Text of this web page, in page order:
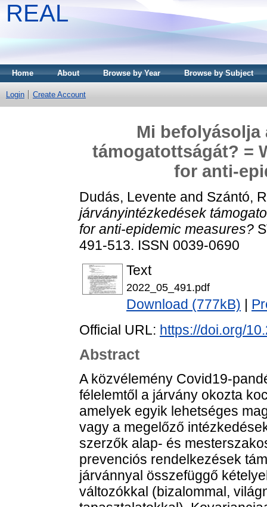
REAL
Home About Browse by Year Browse by Subject
Login Create Account
Mi befolyásolja
támogatottságát? =
for anti-
Dudás, Levente and Szántó,
járványintézkedések
for anti-epidemic measures?
491-513. ISSN 0039-0690
Text
2022_05_491.pdf
Download (777kB)
Official URL: https://doi.org/
Abstract
A közvélemény Covid19-
félelemtől a járvány okozta
amelyek egyik lehetséges
vagy a megelőző
szerzők alap- és
prevenciós rendelkezések
járvánnyal összefüggő
változókkal (bizalommal,